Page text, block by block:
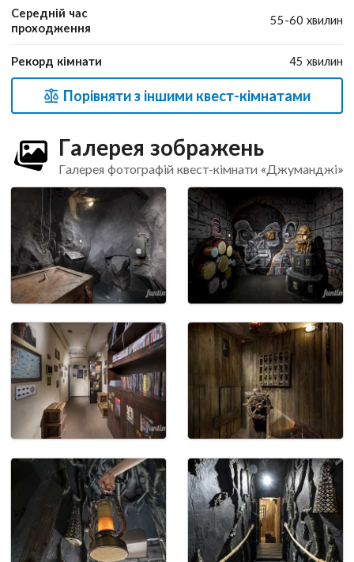
Середній час
проходження
55-60 хвилин
Рекорд кімнати 45 хвилин
Порівняти з іншими квест-кімнатами
Галерея зображень
Галерея фотографій квест-кімнати «Джуманджі»